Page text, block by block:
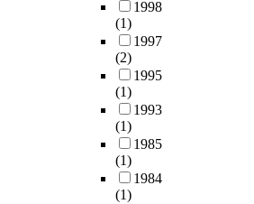
1998
(1)
1997
(2)
1995
(1)
1993
(1)
1985
(1)
1984
(1)